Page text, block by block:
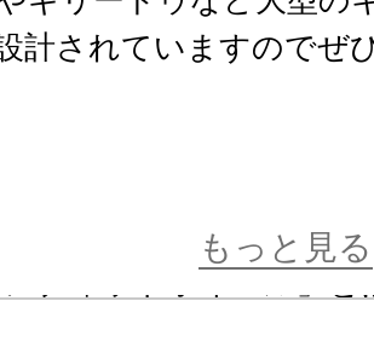
計されていますのでぜ
ンティックアームズ
もっと見る